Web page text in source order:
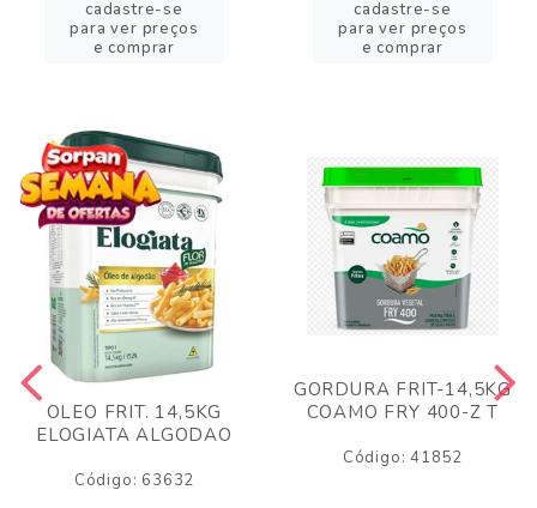
cadastre-se
para ver preços
e comprar
cadastre-se
para ver preços
e comprar
OLEO FRIT. 14,5KG
ELOGIATA ALGODAO
Código: 63632
GORDURA FRIT-14,5KG
COAMO FRY 400-Z T
Código: 41852